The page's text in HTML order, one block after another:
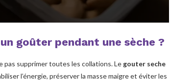
goûter pendant une sèche ?
pas supprimer toutes les collations. Le gouter seche
l’énergie, préserver la masse maigre et éviter les